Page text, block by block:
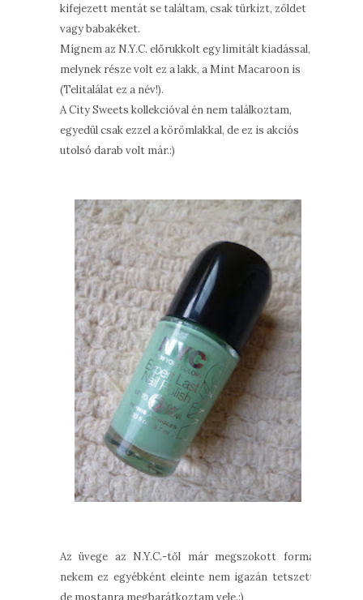
kifejezett mentát se találtam, csak türkizt, zöldet
vagy babakéket.
Mígnem az N.Y.C. előrukkolt egy limitált kiadással,
melynek része volt ez a lakk, a Mint Macaroon is
(Telitalálat ez a név!).
A City Sweets kollekcióval én nem találkoztam,
egyedül csak ezzel a körömlakkal, de ez is akciós
utolsó darab volt már.:)
Az üvege az N.Y.C.-től már megszokott forma,
nekem ez egyébként eleinte nem igazán tetszett,
de mostanra megbarátkoztam vele.:)